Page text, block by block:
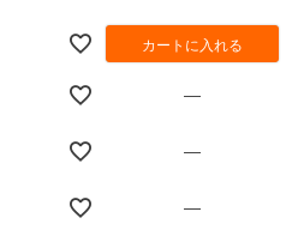
カートに入れる
—
—
—